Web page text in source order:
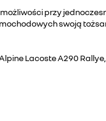
przy
swoją
Lacoste A290